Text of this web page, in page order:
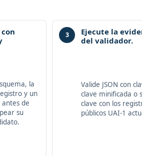
la
y un
de
su
3
Ejecute la
del validador.
Valide JSON con
clave minificada o
clave con los
públicos UAI-1